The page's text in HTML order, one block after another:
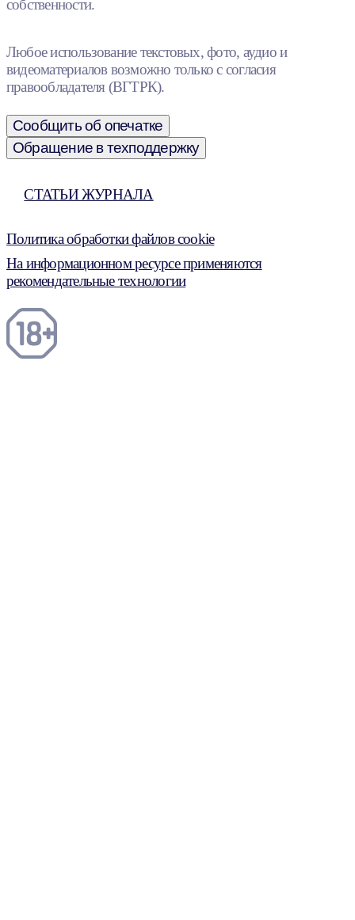
собственности.
Любое использование текстовых, фото, аудио и
видеоматериалов возможно только с согласия
правообладателя (ВГТРК).
Сообщить об опечатке
Обращение в техподдержку
СТАТЬИ ЖУРНАЛА
Политика обработки файлов cookie
На информационном ресурсе применяются
рекомендательные технологии